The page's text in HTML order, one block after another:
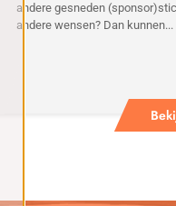
andere gesneden
andere wensen? Dan kunnen...